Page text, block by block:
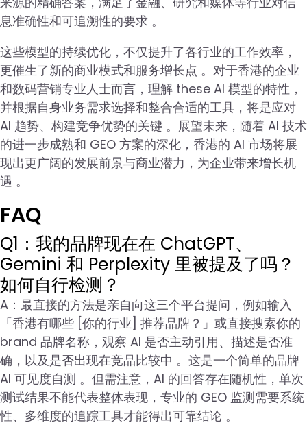
息准确性和可追溯性的要求 。
这些模型的持续优化，不仅提升了各行业的工作效率，
更催生了新的商业模式和服务增长点 。对于香港的企业
和数码营销专业人士而言，理解 these AI 模型的特性，
并根据自身业务需求选择和整合合适的工具，将是应对
AI 趋势、构建竞争优势的关键 。展望未来，随着 AI 技术
的进一步成熟和 GEO 方案的深化，香港的 AI 市场将展
现出更广阔的发展前景与商业潜力，为企业带来增长机
遇 。
FAQ
Q1：我的品牌现在在 ChatGPT、
Gemini 和 Perplexity 里被提及了吗？
如何自行检测？
A：最直接的方法是亲自向这三个平台提问，例如输入
「香港有哪些 [你的行业] 推荐品牌？」或直接搜索你的
brand 品牌名称，观察 AI 是否主动引用、描述是否准
确，以及是否出现在竞品比较中 。这是一个简单的品牌
AI 可见度自测 。但需注意，AI 的回答存在随机性，单次
测试结果不能代表整体表现，专业的 GEO 监测需要系统
性、多维度的追踪工具才能得出可靠结论 。